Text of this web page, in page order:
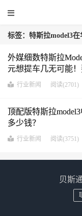
标签：特斯拉model3在
外媒细数特斯拉
元想提车几无可能！
行业新闻 阅读(2701)
顶配版特斯拉
多少钱？
行业新闻 阅读(3751)
贝斯